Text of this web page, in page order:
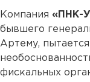
Компания «ПНК-
бывшего
Артему,
фискальных